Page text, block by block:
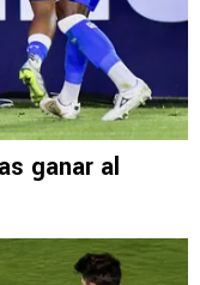
ganar al